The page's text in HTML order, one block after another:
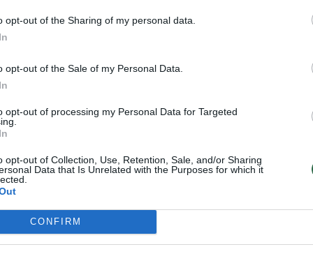
opt-out of the Sharing of my personal data.
opt-out of the Sale of my Personal Data.
opt-out of processing my Personal Data for Targeted
opt-out of Collection, Use, Retention, Sale, and/or Sharing
Data that Is Unrelated with the Purposes for which it
CONFIRM
akimirką prieš mirtį: „Tai buvo simbolinis
Žinios Lietuvos diena
00:03:41
Mėsainių mėgėjus kviečia nepražiopsoti
Žinios | Lietuvos diena